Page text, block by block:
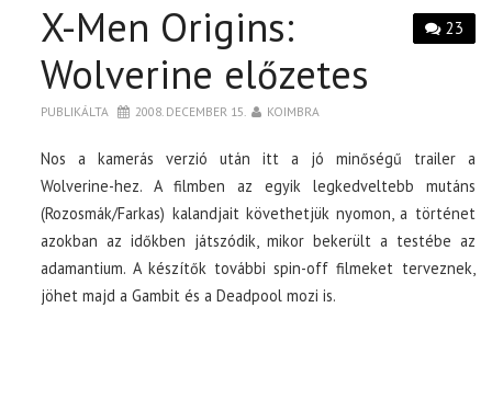
23
X-Men Origins:
Wolverine előzetes
PUBLIKÁLTA 2008. DECEMBER 15. KOIMBRA
Nos a kamerás verzió után itt a jó minőségű trailer a
Wolverine-hez. A filmben az egyik legkedveltebb mutáns
(Rozosmák/Farkas) kalandjait követhetjük nyomon, a történet
azokban az időkben játszódik, mikor bekerült a testébe az
adamantium. A készítők további spin-off filmeket terveznek,
jöhet majd a Gambit és a Deadpool mozi is.